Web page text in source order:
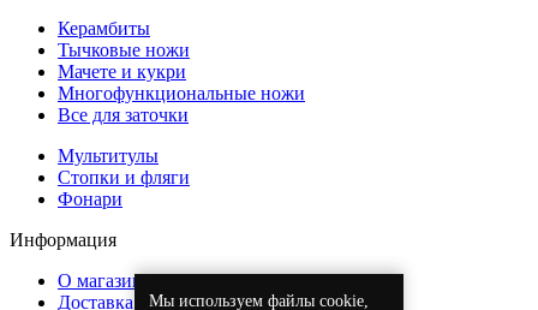
Мы используем файлы cookie,
Керамбиты
Тычковые ножи
Мачете и кукри
Многофункциональные ножи
Все для заточки
Мультитулы
Стопки и фляги
Фонари
Информация
О магазине
Доставка